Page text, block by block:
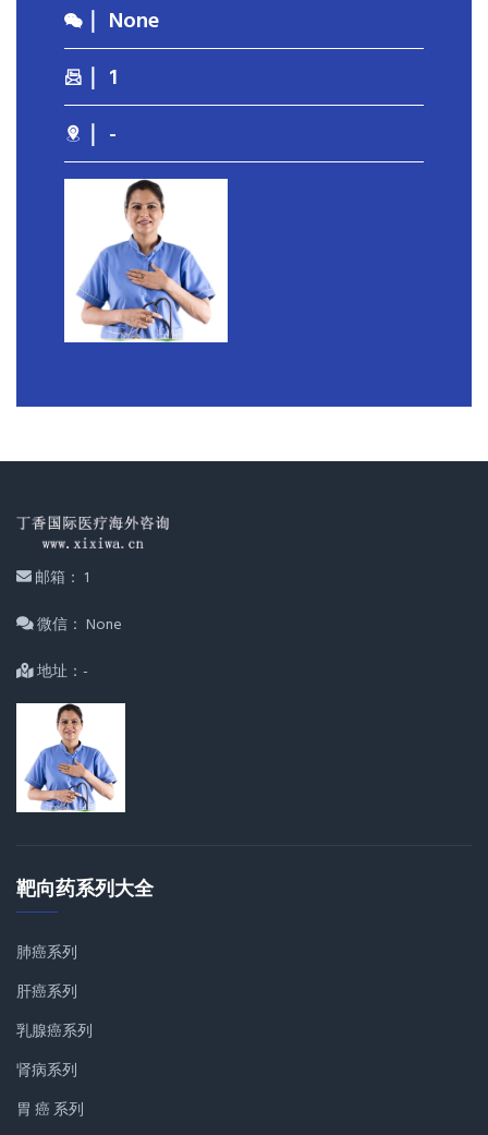
｜ None
｜ 1
｜ -
邮箱： 1
微信： None
地址：-
靶向药系列大全
肺癌系列
肝癌系列
乳腺癌系列
肾病系列
胃 癌 系列